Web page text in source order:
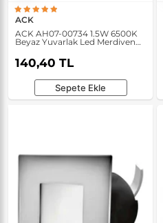
ACK
ACK AH07-00734 1.5W 6500K
Beyaz Yuvarlak Led Merdiven
ve Duvar Armatürü
140,40 TL
Sepete Ekle